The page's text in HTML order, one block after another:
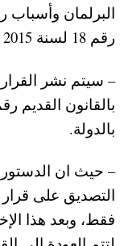
البرلمان وأسباب
رقم 18 لسنة 2015
– سيتم نشر
بالدولة.
– حيث ان
التصديق على
فقط، وبعد هذا